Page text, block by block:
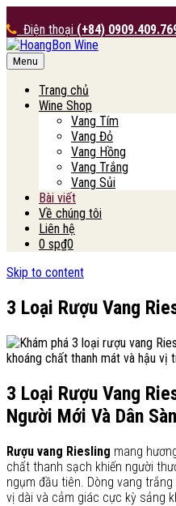
Điện thoại (+84)
HoangBon Wine
Menu
Trang chủ
Wine Shop
Vang Tím
Vang Đỏ
Vang Hồng
Vang Trắng
Vang Sủi
Bài viết
Về chúng tôi
Liên hệ
0 sp₫0
Skip to content
3 Loại Rượu Vang
3 Loại Rượu Vang
Người Mới Và Dân
Rượu vang Riesling mang
chất thanh sạch khiến người
ngụm đầu tiên. Dòng vang
vị dài và cảm giác cực kỳ sảng